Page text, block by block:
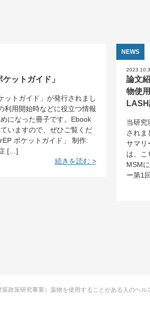
ケットガイド」
ットガイド」が発行されまし
利用開始時などに役立つ情報
になった冊子です。Ebook
いますので、ぜひご覧くだ
ポケットガイド」 制作:
[…]
続きを読む >
NEWS
論文
物使
当研究
されま
サマリ
は、
MSM
ー第1
政策研究事業）薬物を使用することがある人のヘ